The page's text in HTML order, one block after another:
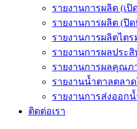
รายงานการผลิต (เ
รายงานการผลิต (ปิ
รายงานการผลิตไต
รายงานการผลประ
รายงานการผลคุณภ
รายงานน้ำตาลตลา
รายงานการส่งออก
ติดต่อเรา